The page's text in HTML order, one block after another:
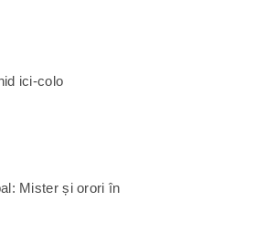
ici-colo
Mister și orori în